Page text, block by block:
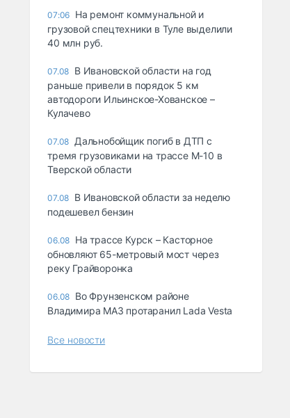
07:06 На ремонт коммунальной и
грузовой спецтехники в Туле выделили
40 млн руб.
07.08 В Ивановской области на год
раньше привели в порядок 5 км
автодороги Ильинское-Хованское –
Кулачево
07.08 Дальнобойщик погиб в ДТП с
тремя грузовиками на трассе М-10 в
Тверской области
07.08 В Ивановской области за неделю
подешевел бензин
06.08 На трассе Курск – Касторное
обновляют 65-метровый мост через
реку Грайворонка
06.08 Во Фрунзенском районе
Владимира МАЗ протаранил Lada Vesta
Все новости